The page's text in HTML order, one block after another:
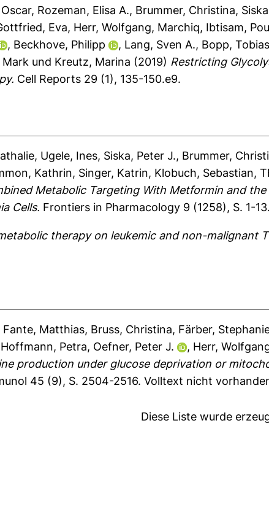
, Rozeman, Elisa A., Brummer, Christina,
Eva, Herr, Wolfgang, Marchiq, Ibtisam,
, Beckhove, Philipp , Lang, Sven A., Bopp, Tobias
Mark und Kreutz, Marina (2019) Restricting
Cell Reports 29 (1), 135-150.e9.
, Ugele, Ines, Siska, Peter J., Brummer,
Kathrin, Singer, Katrin, Klobuch, Sebastian,
Metabolic Targeting With Metformin and the
Cells. Frontiers in Pharmacology 9 (1258), S. 1-13.
therapy on leukemic and non-malignant
Fante, Matthias, Bruss, Christina, Färber,
Hoffmann, Petra, Oefner, Peter J. , Herr,
production under glucose deprivation or
45 (9), S. 2504-2516.Volltext nicht
Diese Liste wurde